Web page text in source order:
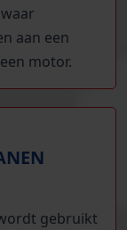
aan een
motor.
gebruikt